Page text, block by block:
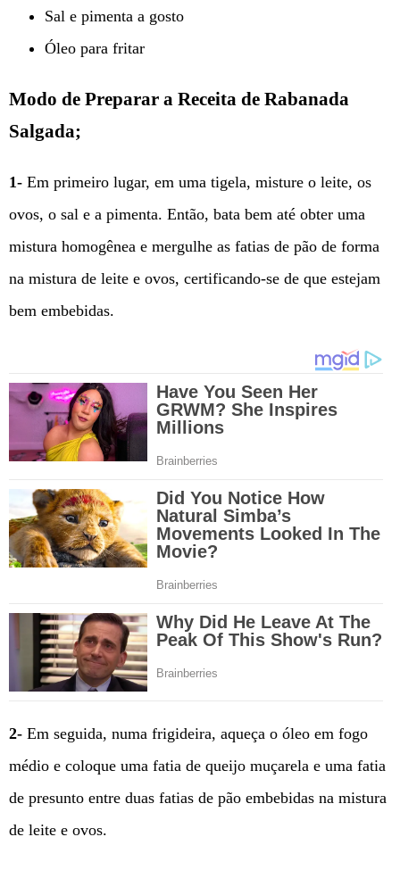
Sal e pimenta a gosto
Óleo para fritar
Modo de Preparar a Receita de Rabanada
Salgada;
1- Em primeiro lugar, em uma tigela, misture o leite, os
ovos, o sal e a pimenta. Então, bata bem até obter uma
mistura homogênea e mergulhe as fatias de pão de forma
na mistura de leite e ovos, certificando-se de que estejam
bem embebidas.
2- Em seguida, numa frigideira, aqueça o óleo em fogo
médio e coloque uma fatia de queijo muçarela e uma fatia
de presunto entre duas fatias de pão embebidas na mistura
de leite e ovos.